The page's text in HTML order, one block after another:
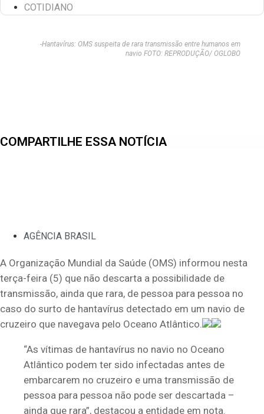
COTIDIANO
-Hantavírus: OMS suspeita de rara transmissão entre humanos em
navio FOTO: REPRODUÇÃO/ OGLOBO
COMPARTILHE ESSA NOTÍCIA
AGÊNCIA BRASIL
A Organização Mundial da Saúde (OMS) informou nesta
terça-feira (5) que não descarta a possibilidade de
transmissão, ainda que rara, de pessoa para pessoa no
caso do surto de hantavírus detectado em um navio de
cruzeiro que navegava pelo Oceano Atlântico.
“As vítimas de hantavírus no navio no Oceano
Atlântico podem ter sido infectadas antes de
embarcarem no cruzeiro e uma transmissão de
pessoa para pessoa não pode ser descartada –
ainda que rara”, destacou a entidade em nota.